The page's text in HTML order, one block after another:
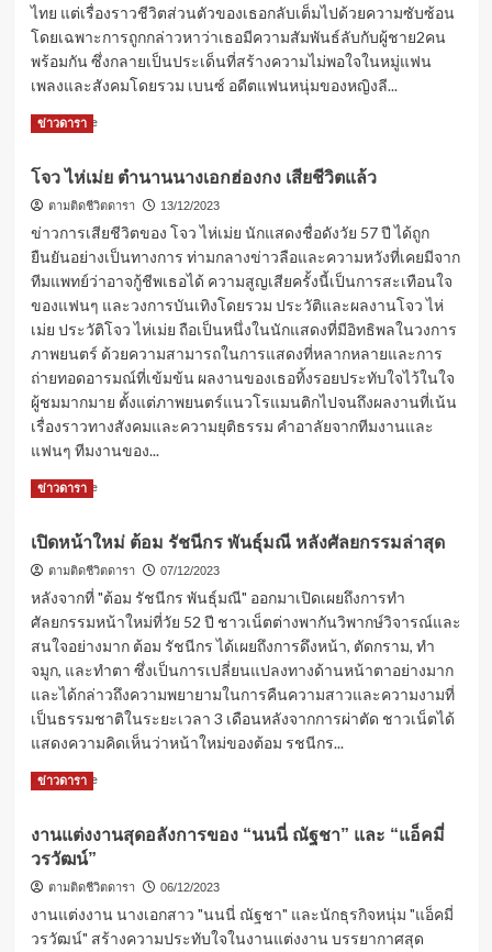
ไทย แต่เรื่องราวชีวิตส่วนตัวของเธอกลับเต็มไปด้วยความซับซ้อน
โดยเฉพาะการถูกกล่าวหาว่าเธอมีความสัมพันธ์ลับกับผู้ชาย2คน
พร้อมกัน ซึ่งกลายเป็นประเด็นที่สร้างความไม่พอใจในหมู่แฟน
เพลงและสังคมโดยรวม เบนซ์ อดีตแฟนหนุ่มของหญิงลี...
Read MoreRead
หญิง
ลี
ศรี
จุมพล
กับ
ข่าว
โลก
สอง
ใบ
ใบ
หญิง
ลี
จุมพล
ข่าว
สอง
ใบ
ข่าวดารา
โจว ไห่เม่ย ตำนานนางเอกฮ่องกง เสียชีวิตแล้ว
ตามติดชีวิตดารา 13/12/2023
ข่าวการเสียชีวิตของ โจว ไห่เม่ย นักแสดงชื่อดังวัย 57 ปี ได้ถูก
ยืนยันอย่างเป็นทางการ ท่ามกลางข่าวลือและความหวังที่เคยมีจาก
ทีมแพทย์ว่าอาจกู้ชีพเธอได้ ความสูญเสียครั้งนี้เป็นการสะเทือนใจ
ของแฟนๆ และวงการบันเทิงโดยรวม ประวัติและผลงานโจว ไห่
เม่ย ประวัติโจว ไห่เม่ย ถือเป็นหนึ่งในนักแสดงที่มีอิทธิพลในวงการ
ภาพยนตร์ ด้วยความสามารถในการแสดงที่หลากหลายและการ
ถ่ายทอดอารมณ์ที่เข้มข้น ผลงานของเธอทิ้งรอยประทับใจไว้ในใจ
ผู้ชมมากมาย ตั้งแต่ภาพยนตร์แนวโรแมนติกไปจนถึงผลงานที่เน้น
เรื่องราวทางสังคมและความยุติธรรม คำอาลัยจากทีมงานและ
แฟนๆ ทีมงานของ...
Read MoreRead
โจว
ไห่
เม่ย
ตำนาน
นางเอก
ฮ่องกง
เสีย
ชีวิต
แล้ว
ข่าวดารา
เปิดหน้าใหม่ ต้อม รัชนีกร พันธุ์มณี หลังศัลยกรรมล่าสุด
ตามติดชีวิตดารา 07/12/2023
หลังจากที่ "ต้อม รัชนีกร พันธุ์มณี" ออกมาเปิดเผยถึงการทำ
ศัลยกรรมหน้าใหม่ที่วัย 52 ปี ชาวเน็ตต่างพากันวิพากษ์วิจารณ์และ
สนใจอย่างมาก ต้อม รัชนีกร ได้เผยถึงการดึงหน้า, ตัดกราม, ทำ
จมูก, และทำตา ซึ่งเป็นการเปลี่ยนแปลงทางด้านหน้าตาอย่างมาก
และได้กล่าวถึงความพยายามในการคืนความสาวและความงามที่
เป็นธรรมชาติในระยะเวลา 3 เดือนหลังจากการผ่าตัด ชาวเน็ตได้
แสดงความคิดเห็นว่าหน้าใหม่ของต้อม รชนีกร...
Read MoreRead
เปิด
ใหม่
รัชนี
กร
ข่าวดารา
งานแต่งงานสุดอลังการของ “นนนี่ ณัฐชา” และ “แอ็คมี่
วรวัฒน์”
ตามติดชีวิตดารา 06/12/2023
งานแต่งงาน นางเอกสาว "นนนี่ ณัฐชา" และนักธุรกิจหนุ่ม "แอ็คมี่
วรวัฒน์" สร้างความประทับใจในงานแต่งงาน บรรยากาศสุด